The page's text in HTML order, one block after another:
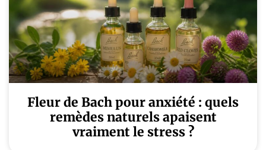
Fleur de Bach pour anxiété : quels
remèdes naturels apaisent
vraiment le stress ?